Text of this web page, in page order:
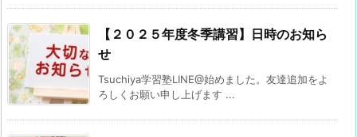
【２０２５年度冬季講習】日時のお知ら
せ
Tsuchiya学習塾LINE@始めました。友達追加をよ
ろしくお願い申し上げます ...